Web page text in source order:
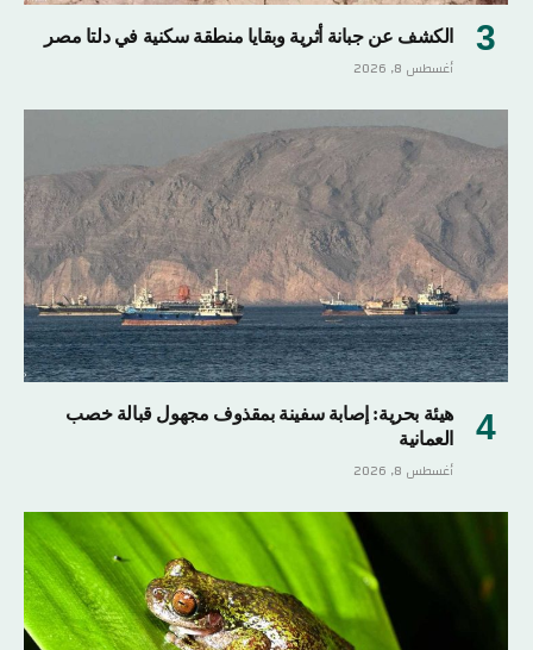
الكشف عن جبانة أثرية وبقايا منطقة سكنية في دلتا مصر
أغسطس 8, 2026
هيئة بحرية: إصابة سفينة بمقذوف مجهول قبالة خصب
العمانية
أغسطس 8, 2026